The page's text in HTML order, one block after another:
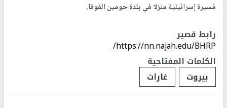
مُسيرة إسرائيلية منزلا في بلدة حومين الفوقا.
رابط قصير
https://nn.najah.edu/BHRP/
الكلمات المفتاحية
بيروت
غارات